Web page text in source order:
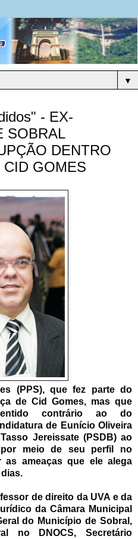
▼
- EX-
SOBRAL
DENTRO
GOMES
(PPS), que fez parte do
de Cid Gomes, mas que
contrário ao do
de Eunício Oliveira
Jereissate (PSDB) ao
meio de seu perfil no
as ameaças que ele alega
de direito da UVA e da
da Câmara Municipal
do Município de Sobral,
no DNOCS, Secretário